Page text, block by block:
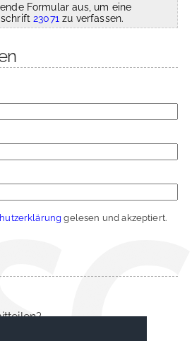
Formular aus, um eine
23071 zu verfassen.
gelesen und akzeptiert.